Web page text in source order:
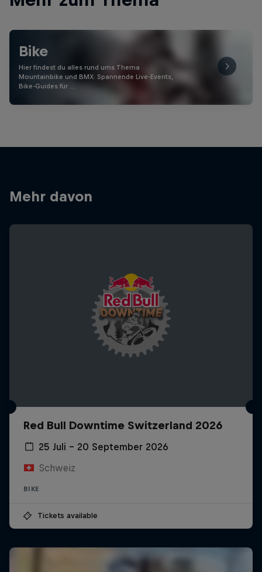
Bike
Hier findest du alles rund ums Thema
Mountainbike und BMX: Spannende Live-Events,
Bike-Guides für …
Mehr davon
Red Bull Downtime Switzerland 2026
25 Juli – 20 September 2026
Schweiz
BIKE
Tickets available